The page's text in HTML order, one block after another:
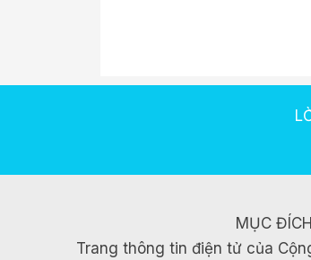
MỤC
Trang thông tin điện tử của